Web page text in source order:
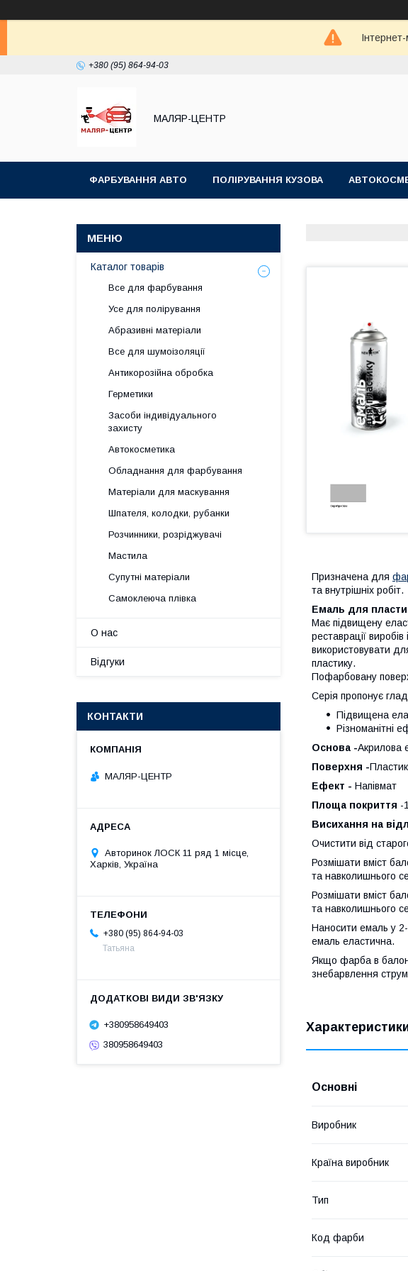
+380 (95) 864-94-03
МАЛЯР-ЦЕНТР
ФАРБУВАННЯ АВТО ПОЛІРУВАННЯ КУЗОВА
Призначена для
та внутрішніх робіт.
Емаль для
Має підвищену
реставрації
використовувати
пластику.
Пофарбовану
Серія пропонує
Підвищена
Різноманітні
Основа -Акрилова
Поверхня -Пластик
Ефект - Напівмат
Площа покриття -
Висихання на
Очистити від
Розмішати вміст
та навколишнього
Розмішати вміст
та навколишнього
Наносити емаль у
емаль еластична.
Якщо фарба в
знебарвлення
Основні
Виробник
Країна виробник
Тип
Код фарби
Каталог товарів
Все для фарбування
Усе для полірування
Абразивні матеріали
Все для шумоізоляції
Антикорозійна обробка
Герметики
Засоби індивідуального
захисту
Автокосметика
Обладнання для фарбування
Матеріали для маскування
Шпателя, колодки, рубанки
Розчинники, розріджувачі
Мастила
Супутні матеріали
Самоклеюча плівка
О нас
Відгуки
КОНТАКТИ
МАЛЯР-ЦЕНТР
Авторинок ЛОСК 11 ряд 1 місце,
Харків, Україна
+380 (95) 864-94-03
Татьяна
+380958649403
380958649403